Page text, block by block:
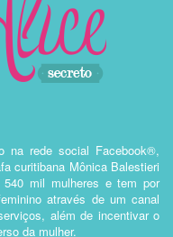
na rede social Facebook®,
curitibana Mônica Balestieri
mil mulheres e tem por
através de um canal
além de incentivar o
da mulher.